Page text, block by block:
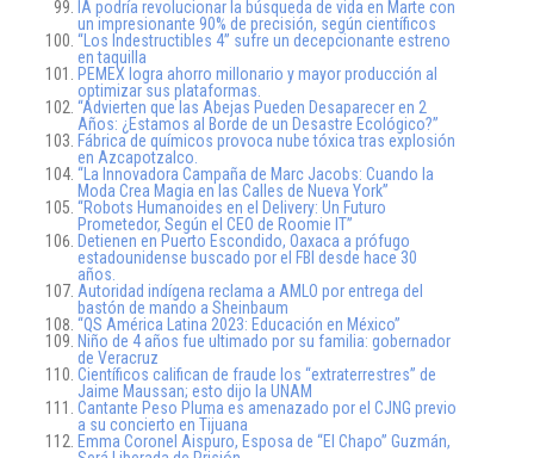
IA podría revolucionar la búsqueda de vida en Marte con
un impresionante 90% de precisión, según científicos
“Los Indestructibles 4” sufre un decepcionante estreno
en taquilla
PEMEX logra ahorro millonario y mayor producción al
optimizar sus plataformas.
“Advierten que las Abejas Pueden Desaparecer en 2
Años: ¿Estamos al Borde de un Desastre Ecológico?”
Fábrica de químicos provoca nube tóxica tras explosión
en Azcapotzalco.
“La Innovadora Campaña de Marc Jacobs: Cuando la
Moda Crea Magia en las Calles de Nueva York”
“Robots Humanoides en el Delivery: Un Futuro
Prometedor, Según el CEO de Roomie IT”
Detienen en Puerto Escondido, Oaxaca a prófugo
estadounidense buscado por el FBI desde hace 30
años.
Autoridad indígena reclama a AMLO por entrega del
bastón de mando a Sheinbaum
“QS América Latina 2023: Educación en México”
Niño de 4 años fue ultimado por su familia: gobernador
de Veracruz
Científicos califican de fraude los “extraterrestres” de
Jaime Maussan; esto dijo la UNAM
Cantante Peso Pluma es amenazado por el CJNG previo
a su concierto en Tijuana
Emma Coronel Aispuro, Esposa de “El Chapo” Guzmán,